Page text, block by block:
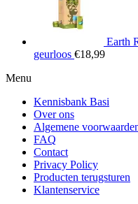
Earth
geurloos €18,99
Menu
Kennisbank Basi
Over ons
Algemene
FAQ
Contact
Privacy Policy
Producten terugsturen
Klantenservice